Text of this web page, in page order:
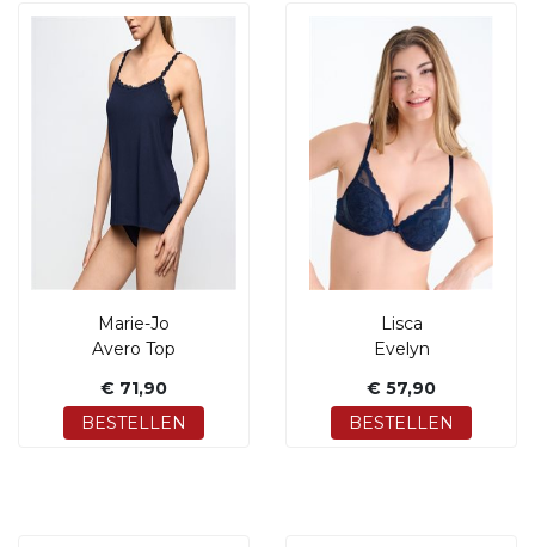
Marie-Jo
Avero Top
€ 71,90
BESTELLEN
Lisca
Evelyn
€ 57,90
BESTELLEN